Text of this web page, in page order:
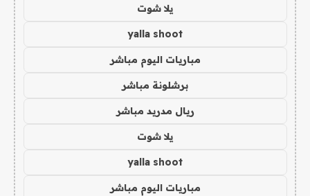
يلا شوت
yalla shoot
مباريات اليوم مباشر
برشلونة مباشر
ريال مدريد مباشر
يلا شوت
yalla shoot
مباريات اليوم مباشر